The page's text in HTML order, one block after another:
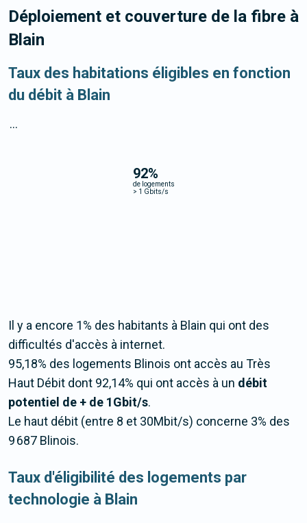
Déploiement et couverture de la fibre à
Blain
Taux des habitations éligibles en fonction
du débit à Blain
92%
de logements
> 1 Gbits/s
...
Il y a encore 1% des habitants à Blain qui ont des
difficultés d'accès à internet.
95,18% des logements Blinois ont accès au Très
Haut Débit dont 92,14% qui ont accès à un débit
potentiel de + de 1Gbit/s.
Le haut débit (entre 8 et 30Mbit/s) concerne 3% des
9 687 Blinois.
Taux d'éligibilité des logements par
technologie à Blain